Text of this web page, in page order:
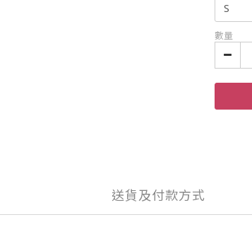
數量
送貨及付款方式